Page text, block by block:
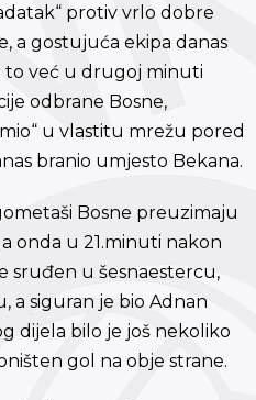
protiv vrlo dobre
a gostujuća ekipa danas
to već u drugoj minuti
odbrane Bosne,
u vlastitu mrežu pored
branio umjesto Bekana.
Bosne preuzimaju
onda u 21.minuti nakon
sruđen u šesnaestercu,
a siguran je bio Adnan
dijela bilo je još nekoliko
gol na obje strane.